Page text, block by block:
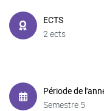
ECTS
2 ects
Période de
Semestre 5